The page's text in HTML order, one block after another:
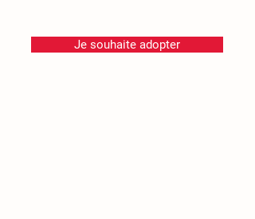
Je souhaite adopter